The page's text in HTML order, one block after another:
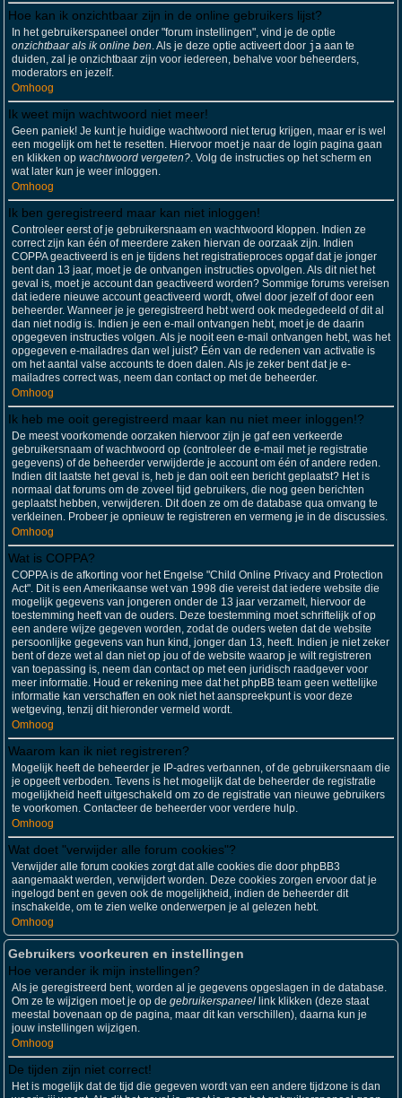
Hoe kan ik onzichtbaar zijn in de online gebruikers lijst?
In het gebruikerspaneel onder "forum instellingen", vind je de optie
onzichtbaar als ik online ben. Als je deze optie activeert door ja aan te
duiden, zal je onzichtbaar zijn voor iedereen, behalve voor beheerders,
moderators en jezelf.
Omhoog
Ik weet mijn wachtwoord niet meer!
Geen paniek! Je kunt je huidige wachtwoord niet terug krijgen, maar er is wel
een mogelijk om het te resetten. Hiervoor moet je naar de login pagina gaan
en klikken op wachtwoord vergeten?. Volg de instructies op het scherm en
wat later kun je weer inloggen.
Omhoog
Ik ben geregistreerd maar kan niet inloggen!
Controleer eerst of je gebruikersnaam en wachtwoord kloppen. Indien ze
correct zijn kan één of meerdere zaken hiervan de oorzaak zijn. Indien
COPPA geactiveerd is en je tijdens het registratieproces opgaf dat je jonger
bent dan 13 jaar, moet je de ontvangen instructies opvolgen. Als dit niet het
geval is, moet je account dan geactiveerd worden? Sommige forums vereisen
dat iedere nieuwe account geactiveerd wordt, ofwel door jezelf of door een
beheerder. Wanneer je je geregistreerd hebt werd ook medegedeeld of dit al
dan niet nodig is. Indien je een e-mail ontvangen hebt, moet je de daarin
opgegeven instructies volgen. Als je nooit een e-mail ontvangen hebt, was het
opgegeven e-mailadres dan wel juist? Één van de redenen van activatie is
om het aantal valse accounts te doen dalen. Als je zeker bent dat je e-
mailadres correct was, neem dan contact op met de beheerder.
Omhoog
Ik heb me ooit geregistreerd maar kan nu niet meer inloggen!?
De meest voorkomende oorzaken hiervoor zijn je gaf een verkeerde
gebruikersnaam of wachtwoord op (controleer de e-mail met je registratie
gegevens) of de beheerder verwijderde je account om één of andere reden.
Indien dit laatste het geval is, heb je dan ooit een bericht geplaatst? Het is
normaal dat forums om de zoveel tijd gebruikers, die nog geen berichten
geplaatst hebben, verwijderen. Dit doen ze om de database qua omvang te
verkleinen. Probeer je opnieuw te registreren en vermeng je in de discussies.
Omhoog
Wat is COPPA?
COPPA is de afkorting voor het Engelse "Child Online Privacy and Protection
Act". Dit is een Amerikaanse wet van 1998 die vereist dat iedere website die
mogelijk gegevens van jongeren onder de 13 jaar verzamelt, hiervoor de
toestemming heeft van de ouders. Deze toestemming moet schriftelijk of op
een andere wijze gegeven worden, zodat de ouders weten dat de website
persoonlijke gegevens van hun kind, jonger dan 13, heeft. Indien je niet zeker
bent of deze wet al dan niet op jou of de website waarop je wilt registreren
van toepassing is, neem dan contact op met een juridisch raadgever voor
meer informatie. Houd er rekening mee dat het phpBB team geen wettelijke
informatie kan verschaffen en ook niet het aanspreekpunt is voor deze
wetgeving, tenzij dit hieronder vermeld wordt.
Omhoog
Waarom kan ik niet registreren?
Mogelijk heeft de beheerder je IP-adres verbannen, of de gebruikersnaam die
je opgeeft verboden. Tevens is het mogelijk dat de beheerder de registratie
mogelijkheid heeft uitgeschakeld om zo de registratie van nieuwe gebruikers
te voorkomen. Contacteer de beheerder voor verdere hulp.
Omhoog
Wat doet "verwijder alle forum cookies"?
Verwijder alle forum cookies zorgt dat alle cookies die door phpBB3
aangemaakt werden, verwijdert worden. Deze cookies zorgen ervoor dat je
ingelogd bent en geven ook de mogelijkheid, indien de beheerder dit
inschakelde, om te zien welke onderwerpen je al gelezen hebt.
Omhoog
Gebruikers voorkeuren en instellingen
Hoe verander ik mijn instellingen?
Als je geregistreerd bent, worden al je gegevens opgeslagen in de database.
Om ze te wijzigen moet je op de gebruikerspaneel link klikken (deze staat
meestal bovenaan op de pagina, maar dit kan verschillen), daarna kun je
jouw instellingen wijzigen.
Omhoog
De tijden zijn niet correct!
Het is mogelijk dat de tijd die gegeven wordt van een andere tijdzone is dan